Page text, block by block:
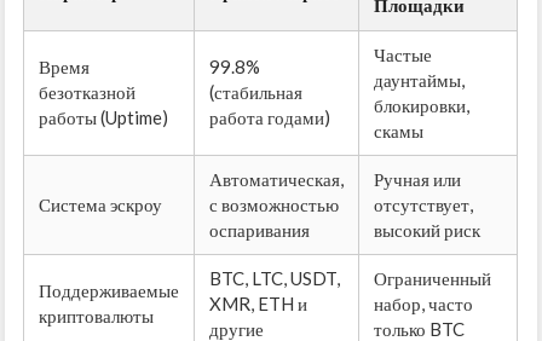
Площадки
Время
безотказной
работы (Uptime)
99.8%
(стабильная
работа годами)
Частые
даунтаймы,
блокировки,
скамы
Система эскроу
Автоматическая,
с возможностью
оспаривания
Ручная или
отсутствует,
высокий риск
Поддерживаемые
криптовалюты
BTC, LTC, USDT,
XMR, ETH и
другие
Ограниченный
набор, часто
только BTC